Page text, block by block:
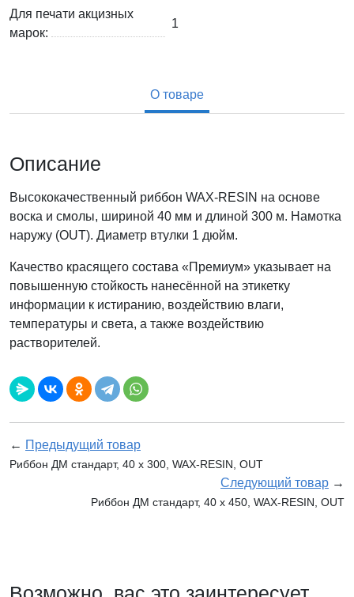
Для печати акцизных
марок:
1
О товаре
Описание
Высококачественный риббон WAX-RESIN на основе
воска и смолы, шириной 40 мм и длиной 300 м. Намотка
наружу (OUT). Диаметр втулки 1 дюйм.
Качество красящего состава «Премиум» указывает на
повышенную стойкость нанесённой на этикетку
информации к истиранию, воздействию влаги,
температуры и света, а также воздействию
растворителей.
← Предыдущий товар
Риббон ДМ стандарт, 40 х 300, WAX-RESIN, OUT
Следующий товар →
Риббон ДМ стандарт, 40 х 450, WAX-RESIN, OUT